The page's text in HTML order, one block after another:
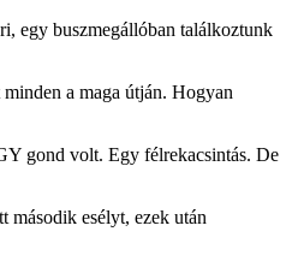
buszmegállóban találkoztunk
a maga útján. Hogyan
volt. Egy félrekacsintás. De
esélyt, ezek után